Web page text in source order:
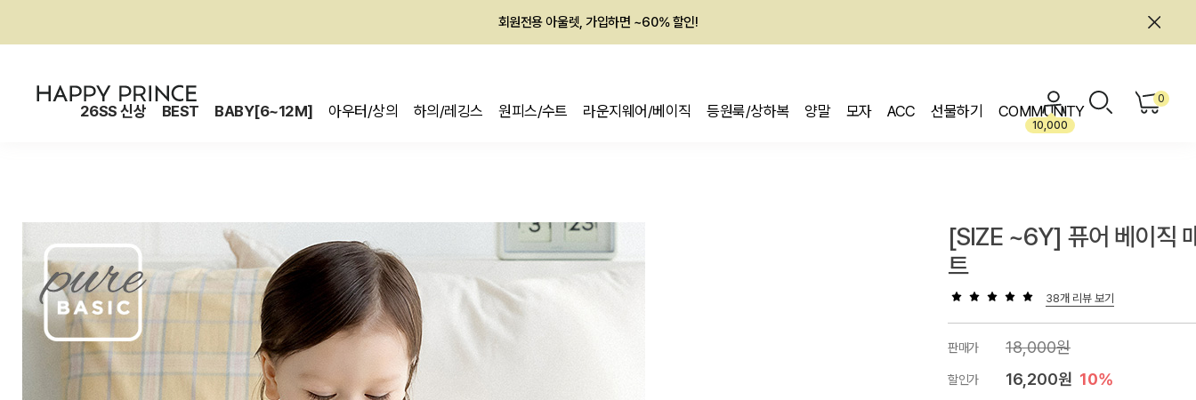
회원전용 아울렛, 가입하면 ~60% 할인!
26SS 신상 BEST BABY[6~12M] 아우터/상의 하의/레깅스 원피스/수트 라운지웨어/베이직 등원룩/상하복 양말 모자 ACC 선물하기 COMMUNITY
10,000
0
[SIZE ~6Y] 퓨어 베이직
트
38개 리뷰 보기
판매가 18,000원
할인가 16,200원 10%